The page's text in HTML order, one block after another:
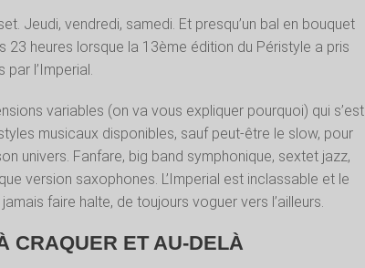
Jeudi, vendredi, samedi. Et presqu’un bal en bouquet
23 heures lorsque la 13ème édition du Péristyle a pris
l’Imperial.
variables (on va vous expliquer pourquoi) qui s’est
musicaux disponibles, sauf peut-être le slow, pour
univers. Fanfare, big band symphonique, sextet jazz,
version saxophones. L’Imperial est inclassable et le
jamais faire halte, de toujours voguer vers l’ailleurs.
CRAQUER ET AU-DELÀ